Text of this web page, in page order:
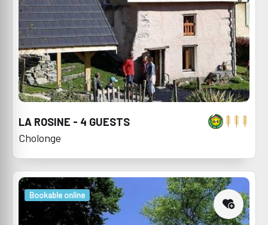
LA ROSINE - 4 GUESTS
Cholonge
Bookable online